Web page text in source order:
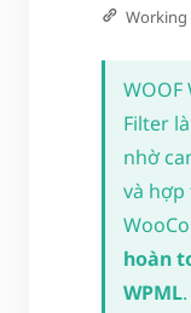
Working
Filter
nhờ
và hợp
hoàn
WPML.